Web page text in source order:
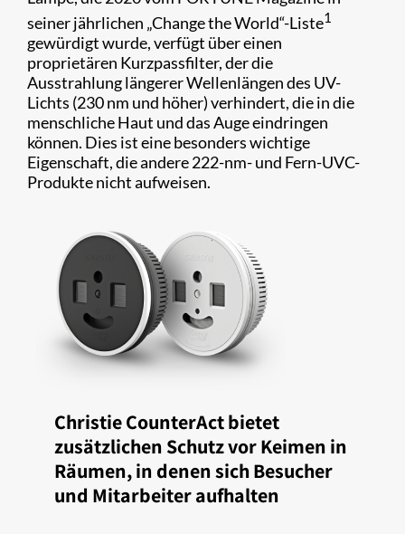
seiner jährlichen „Change the World“-Liste1
gewürdigt wurde, verfügt über einen
proprietären Kurzpassfilter, der die
Ausstrahlung längerer Wellenlängen des UV-
Lichts (230 nm und höher) verhindert, die in die
menschliche Haut und das Auge eindringen
können. Dies ist eine besonders wichtige
Eigenschaft, die andere 222-nm- und Fern-UVC-
Produkte nicht aufweisen.
Christie CounterAct bietet
zusätzlichen Schutz vor Keimen in
Räumen, in denen sich Besucher
und Mitarbeiter aufhalten